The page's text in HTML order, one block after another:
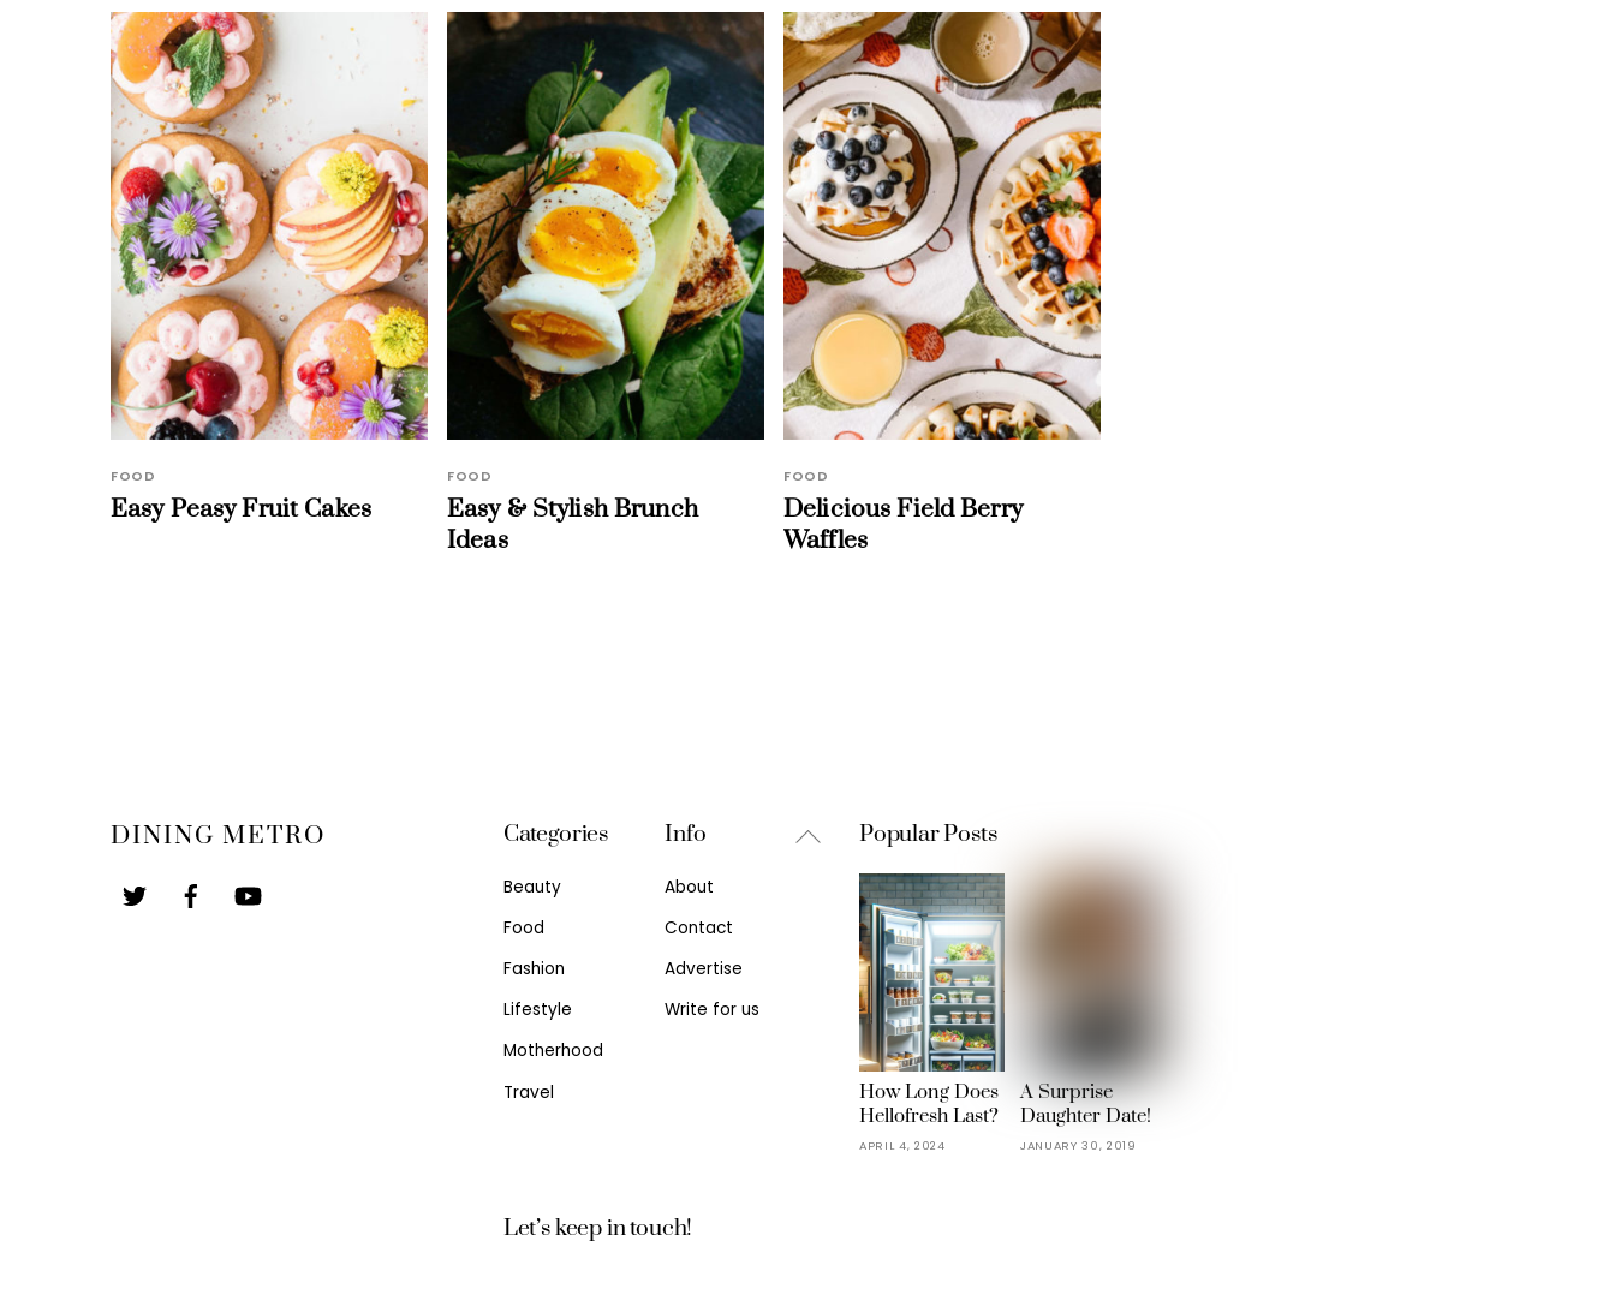
FOOD
Easy Peasy Fruit Cakes
FOOD
Easy & Stylish Brunch
Ideas
FOOD
Delicious Field Berry
Waffles
Back
DINING METRO Categories
Beauty
Food
Fashion
Lifestyle
Motherhood
Travel
Info
About
Contact
Advertise
Write for us
Popular Posts
How Long Does
Hellofresh Last?
APRIL 4, 2024
A Surprise
Daughter Date!
JANUARY 30, 2019
Let’s keep in touch!